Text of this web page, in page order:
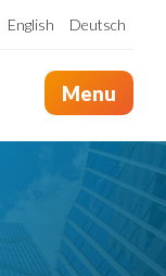
English Deutsch
Menu